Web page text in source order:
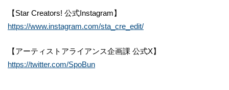
【Star Creators! 公式Instagram】
https://www.instagram.com/sta_cre_edit/
【アーティストアライアンス企画課 公式X】
https://twitter.com/SpoBun